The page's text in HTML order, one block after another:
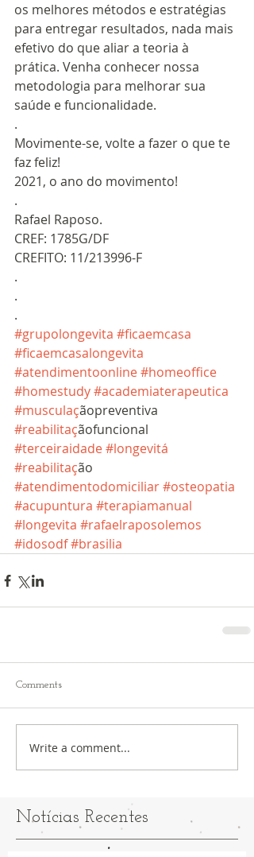
os melhores métodos e estratégias
para entregar resultados, nada mais
efetivo do que aliar a teoria à
prática. Venha conhecer nossa
metodologia para melhorar sua
saúde e funcionalidade.
.
Movimente-se, volte a fazer o que te
faz feliz!
2021, o ano do movimento!
.
Rafael Raposo.
CREF: 1785G/DF
CREFITO: 11/213996-F
.
.
.
#grupolongevita #ficaemcasa
#ficaemcasalongevita
#atendimentoonline#homeoffice
#homestudy#academiaterapeutica
#musculaçãopreventiva
#reabilitaçãofuncional
#terceiraidade#longevita
#reabilitação
#atendimentodomiciliar#osteopatia
#acupuntura #terapiamanual
#longevita #rafaelraposolemos
#idosodf#brasilia
Comments
Write a comment...
Notícias Recentes